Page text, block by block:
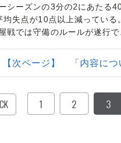
シーズンの3分の2にあたる
均失点が10点以上減ってい
戦では守備のルールが遂行
【次ページ】 「内容につ
1 2 3